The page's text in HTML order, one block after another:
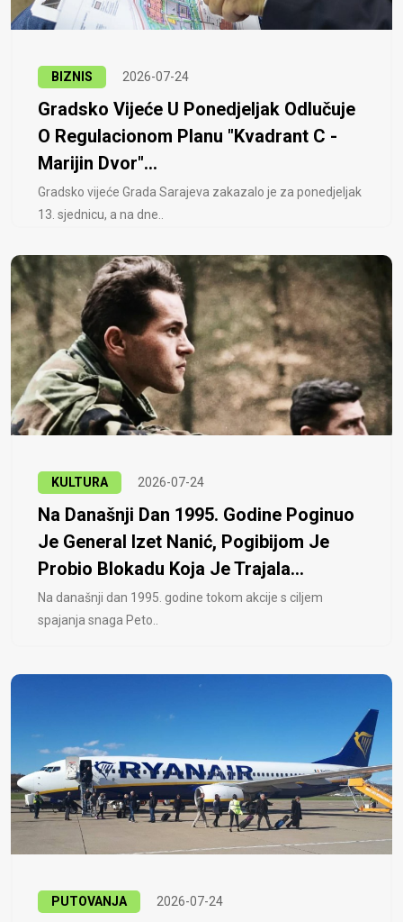
BIZNIS 2026-07-24
Gradsko Vijeće U Ponedjeljak Odlučuje
O Regulacionom Planu "Kvadrant C -
Marijin Dvor"...
Gradsko vijeće Grada Sarajeva zakazalo je za ponedjeljak
13. sjednicu, a na dne..
KULTURA 2026-07-24
Na Današnji Dan 1995. Godine Poginuo
Je General Izet Nanić, Pogibijom Je
Probio Blokadu Koja Je Trajala...
Na današnji dan 1995. godine tokom akcije s ciljem
spajanja snaga Peto..
PUTOVANJA 2026-07-24